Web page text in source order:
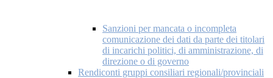
Sanzioni per mancata o incompleta
comunicazione dei dati da parte dei titolari
di incarichi politici, di amministrazione, di
direzione o di governo
Rendiconti gruppi consiliari regionali/provinciali